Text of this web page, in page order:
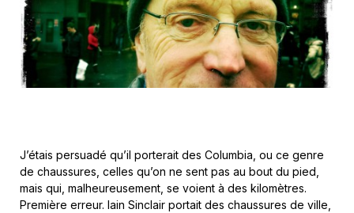
J’étais persuadé qu’il porterait des Columbia, ou ce genre
de chaussures, celles qu’on ne sent pas au bout du pied,
mais qui, malheureusement, se voient à des kilomètres.
Première erreur. Iain Sinclair portait des chaussures de ville,